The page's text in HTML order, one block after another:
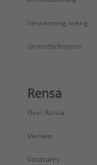
Verwarming overig
Gereedschappen
Rensa
Over Rensa
Merken
Vacatures